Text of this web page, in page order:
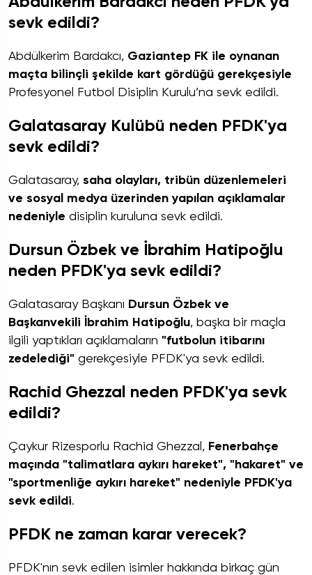
sevk edildi?
Abdülkerim Bardakcı, Gaziantep FK ile oynanan
maçta bilinçli şekilde kart gördüğü gerekçesiyle
Profesyonel Futbol Disiplin Kurulu’na sevk edildi.
Galatasaray Kulübü neden PFDK'ya
sevk edildi?
Galatasaray, saha olayları, tribün düzenlemeleri
ve sosyal medya üzerinden yapılan açıklamalar
nedeniyle disiplin kuruluna sevk edildi.
Dursun Özbek ve İbrahim Hatipoğlu
neden PFDK'ya sevk edildi?
Galatasaray Başkanı Dursun Özbek ve
Başkanvekili İbrahim Hatipoğlu, başka bir maçla
ilgili yaptıkları açıklamaların "futbolun itibarını
zedelediği" gerekçesiyle PFDK'ya sevk edildi.
Rachid Ghezzal neden PFDK'ya sevk
edildi?
Çaykur Rizesporlu Rachid Ghezzal, Fenerbahçe
maçında "talimatlara aykırı hareket", "hakaret" ve
"sportmenliğe aykırı hareket" nedeniyle PFDK'ya
sevk edildi.
PFDK ne zaman karar verecek?
PFDK'nın sevk edilen isimler hakkında birkaç gün